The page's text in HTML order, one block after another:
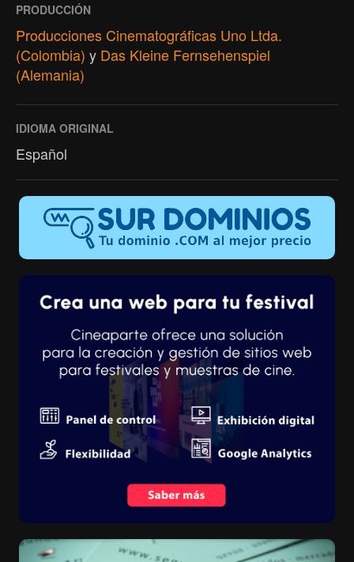
PRODUCCIÓN
Producciones Cinematográficas Uno Ltda.
(Colombia) y Das Kleine Fernsehenspiel
(Alemania)
IDIOMA ORIGINAL
Español